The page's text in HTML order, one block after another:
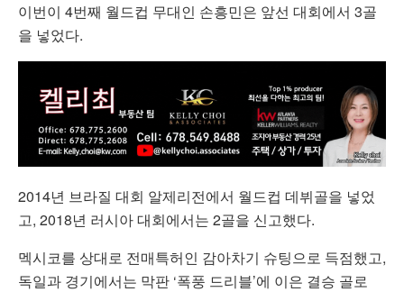
이번이 4번째 월드컵 무대인 손흥민은 앞선 대회에서 3골
을 넣었다.
2014년 브라질 대회 알제리전에서 월드컵 데뷔골을 넣었
고, 2018년 러시아 대회에서는 2골을 신고했다.
멕시코를 상대로 전매특허인 감아차기 슈팅으로 득점했고,
독일과 경기에서는 막판 ‘폭풍 드리블’에 이은 결승 골로